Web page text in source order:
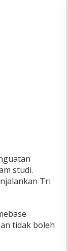
studi.
Tri
tidak boleh